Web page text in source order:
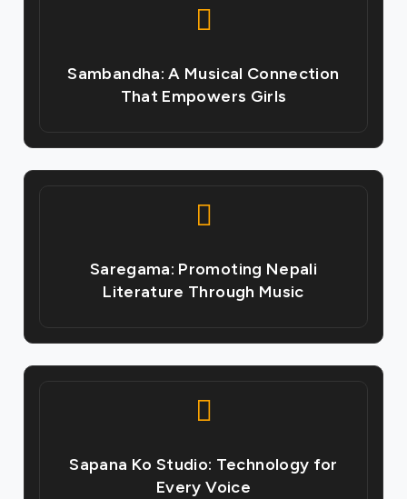
Sambandha: A Musical Connection
That Empowers Girls
Saregama: Promoting Nepali
Literature Through Music
Sapana Ko Studio: Technology for
Every Voice